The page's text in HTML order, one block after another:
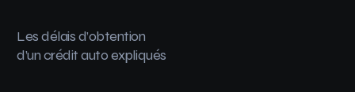
Les délais d’obtention
d’un crédit auto expliqués